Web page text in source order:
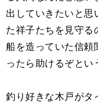
出していきたいと思
た祥子たちを見守る
船を造っていた信頼
ったら助けるぞとい
釣り好きな木戸がタ